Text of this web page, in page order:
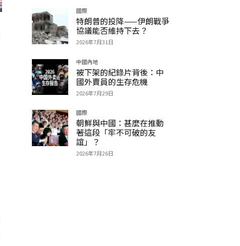
國際
特朗普的投降——伊朗戰爭
協議能否維持下去？
2026年7月31日
中國內地
被下架的紀錄片背後：中
國外賣員的生存危機
2026年7月29日
國際
朝鮮與中國：甚麼在推動
著這段「牢不可破的友
誼」？
2026年7月26日